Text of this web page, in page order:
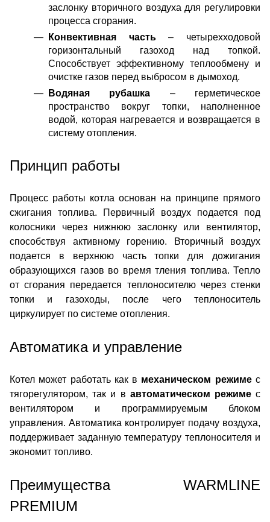
заслонку вторичного воздуха для регулировки
процесса сгорания.
Конвективная часть– четырехходовой
горизонтальный газоход над топкой.
Способствует эффективному теплообмену и
очистке газов перед выбросом в дымоход.
Водяная рубашка – герметическое
пространство вокруг топки, наполненное
водой, которая нагревается и возвращается в
систему отопления.
Принцип работы
Процесс работы котла основан на принципе прямого
сжигания топлива. Первичный воздух подается под
колосники через нижнюю заслонку или вентилятор,
способствуя активному горению. Вторичный воздух
подается в верхнюю часть топки для дожигания
образующихся газов во время тления топлива. Тепло
от сгорания передается теплоносителю через стенки
топки и газоходы, после чего теплоноситель
циркулирует по системе отопления.
Автоматика и управление
Котел может работать как в механическом режимес
тягорегулятором, так и в автоматическом режимес
вентилятором и программируемым блоком
управления. Автоматика контролирует подачу воздуха,
поддерживает заданную температуру теплоносителя и
экономит топливо.
Преимущества WARMLINE
PREMIUM